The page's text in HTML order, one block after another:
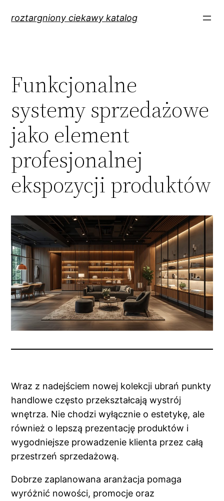
roztargniony ciekawy katalog
Funkcjonalne
systemy sprzedażowe
jako element
profesjonalnej
ekspozycji produktów
Wraz z nadejściem nowej kolekcji ubrań punkty
handlowe często przekształcają wystrój
wnętrza. Nie chodzi wyłącznie o estetykę, ale
również o lepszą prezentację produktów i
wygodniejsze prowadzenie klienta przez całą
przestrzeń sprzedażową.
Dobrze zaplanowana aranżacja pomaga
wyróżnić nowości, promocje oraz